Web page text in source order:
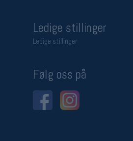
Ledige stillinger
Ledige stillinger
Følg oss på